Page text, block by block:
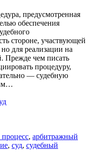
предусмотренная
обеспечения
стороне, участвующей
для реализации на
Прежде чем писать
процедуру,
— судебную
, арбитражный
, суд, судебный